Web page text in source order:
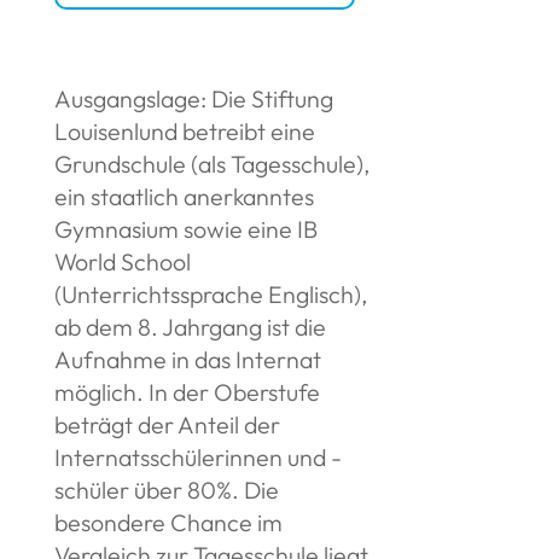
Ausgangslage: Die Stiftung
Louisenlund betreibt eine
Grundschule (als Tagesschule),
ein staatlich anerkanntes
Gymnasium sowie eine IB
World School
(Unterrichtssprache Englisch),
ab dem 8. Jahrgang ist die
Aufnahme in das Internat
möglich. In der Oberstufe
beträgt der Anteil der
Internatsschülerinnen und -
schüler über 80%. Die
besondere Chance im